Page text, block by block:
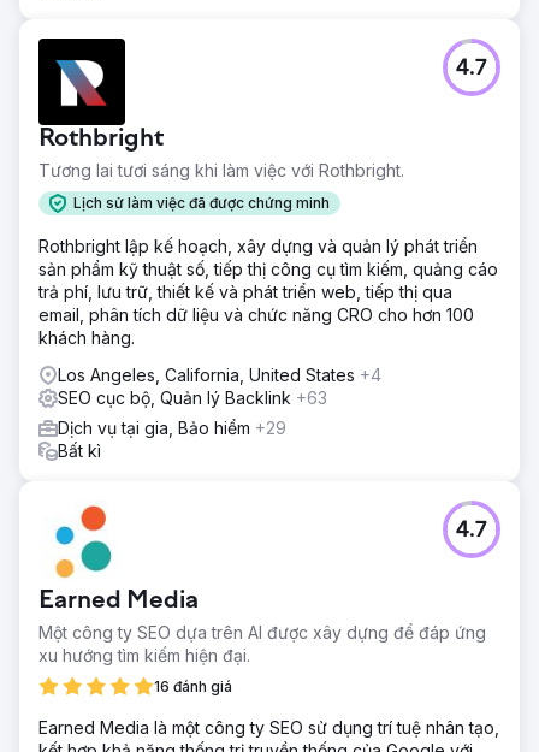
Rothbright
Tương lai tươi sáng khi làm việc với Rothbright.
Lịch sử làm việc đã được chứng minh
4.7
Rothbright lập kế hoạch, xây dựng và quản lý phát triển
sản phẩm kỹ thuật số, tiếp thị công cụ tìm kiếm, quảng cáo
trả phí, lưu trữ, thiết kế và phát triển web, tiếp thị qua
email, phân tích dữ liệu và chức năng CRO cho hơn 100
khách hàng.
Los Angeles, California, United States +4
SEO cục bộ, Quản lý Backlink +63
Dịch vụ tại gia, Bảo hiểm +29
Bất kì
Earned Media
Một công ty SEO dựa trên AI được xây dựng để đáp ứng
xu hướng tìm kiếm hiện đại.
16 đánh giá
4.7
Earned Media là một công ty SEO sử dụng trí tuệ nhân tạo,